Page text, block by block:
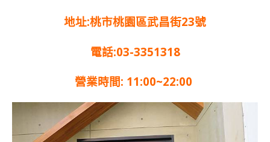
地址:桃市桃園區武昌街23號
電話:03-3351318
營業時間: 11:00~22:00